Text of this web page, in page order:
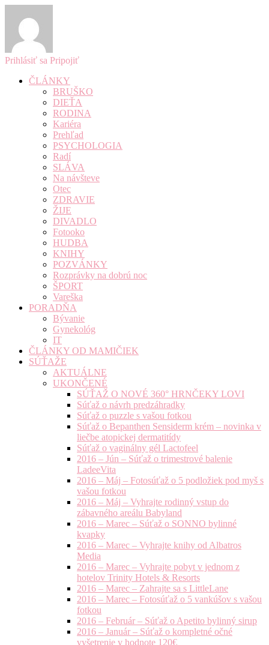
Prihlásiť sa Pripojiť
ČLÁNKY
BRUŠKO
DIEŤA
RODINA
Kariéra
Prehľad
PSYCHOLOGIA
Radí
SLÁVA
Na návšteve
Otec
ZDRAVIE
ŽIJE
DIVADLO
Fotooko
HUDBA
KNIHY
POZVÁNKY
Rozprávky na dobrú noc
ŠPORT
Vareška
PORADŇA
Bývanie
Gynekológ
IT
ČLÁNKY OD MAMIČIEK
SÚŤAŽE
AKTUÁLNE
UKONČENÉ
SÚŤAŽ O NOVÉ 360° HRNČEKY LOVI
Súťaž o návrh predzáhradky
Súťaž o puzzle s vašou fotkou
Súťaž o Bepanthen Sensiderm krém – novinka v
liečbe atopickej dermatitídy
Súťaž o vaginálny gél Lactofeel
2016 – Jún – Súťaž o trimestrové balenie
LadeeVita
2016 – Máj – Fotosúťaž o 5 podložiek pod myš s
vašou fotkou
2016 – Máj – Vyhrajte rodinný vstup do
zábavného areálu Babyland
2016 – Marec – Súťaž o SONNO bylinné
kvapky
2016 – Marec – Vyhrajte knihy od Albatros
Media
2016 – Marec – Vyhrajte pobyt v jednom z
hotelov Trinity Hotels & Resorts
2016 – Marec – Zahrajte sa s LittleLane
2016 – Marec – Fotosúťaž o 5 vankúšov s vašou
fotkou
2016 – Február – Súťaž o Apetito bylinný sirup
2016 – Január – Súťaž o kompletné očné
vyšetrenie v hodnote 120€